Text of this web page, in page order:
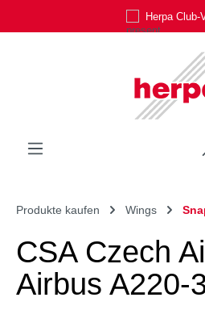
Zum Hauptinhalt springenHerpa Club-
Produkte kaufen Wings
CSA Czech
Airbus A220-